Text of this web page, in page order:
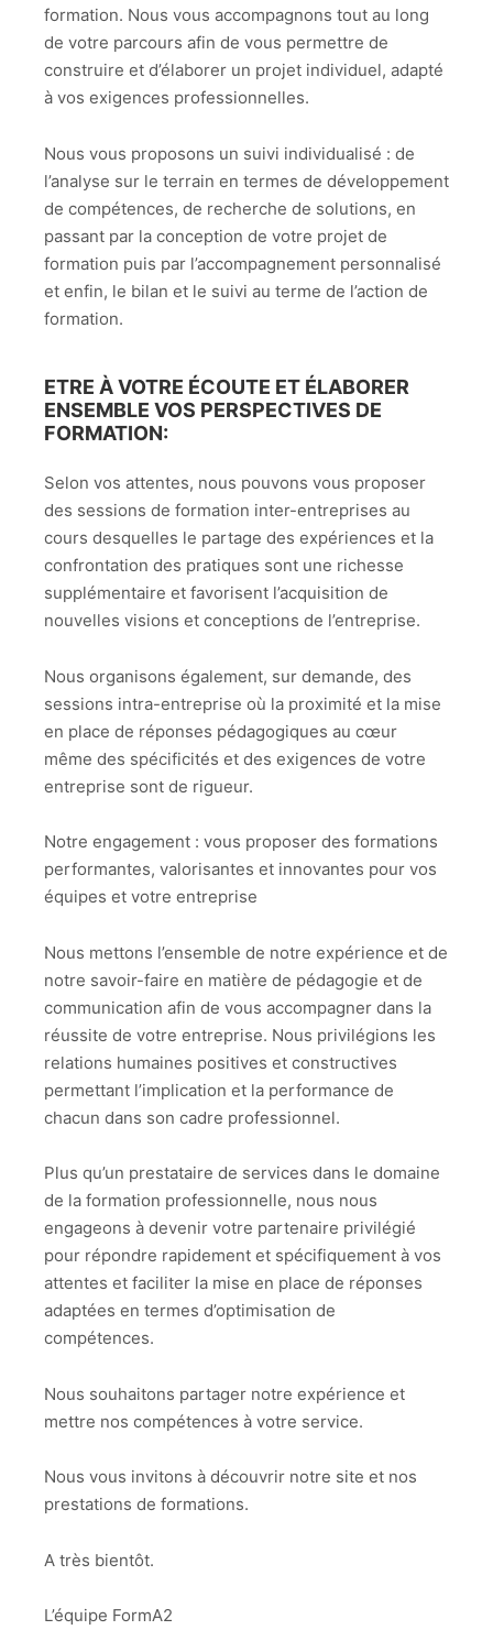
formation. Nous vous accompagnons tout au long
de votre parcours afin de vous permettre de
construire et d’élaborer un projet individuel, adapté
à vos exigences professionnelles.
Nous vous proposons un suivi individualisé : de
l’analyse sur le terrain en termes de développement
de compétences, de recherche de solutions, en
passant par la conception de votre projet de
formation puis par l’accompagnement personnalisé
et enfin, le bilan et le suivi au terme de l’action de
formation.
ETRE À VOTRE ÉCOUTE ET ÉLABORER
ENSEMBLE VOS PERSPECTIVES DE
FORMATION:
Selon vos attentes, nous pouvons vous proposer
des sessions de formation inter-entreprises au
cours desquelles le partage des expériences et la
confrontation des pratiques sont une richesse
supplémentaire et favorisent l’acquisition de
nouvelles visions et conceptions de l’entreprise.
Nous organisons également, sur demande, des
sessions intra-entreprise où la proximité et la mise
en place de réponses pédagogiques au cœur
même des spécificités et des exigences de votre
entreprise sont de rigueur.
Notre engagement : vous proposer des formations
performantes, valorisantes et innovantes pour vos
équipes et votre entreprise
Nous mettons l’ensemble de notre expérience et de
notre savoir-faire en matière de pédagogie et de
communication afin de vous accompagner dans la
réussite de votre entreprise. Nous privilégions les
relations humaines positives et constructives
permettant l’implication et la performance de
chacun dans son cadre professionnel.
Plus qu’un prestataire de services dans le domaine
de la formation professionnelle, nous nous
engageons à devenir votre partenaire privilégié
pour répondre rapidement et spécifiquement à vos
attentes et faciliter la mise en place de réponses
adaptées en termes d’optimisation de
compétences.
Nous souhaitons partager notre expérience et
mettre nos compétences à votre service.
Nous vous invitons à découvrir notre site et nos
prestations de formations.
A très bientôt.
L’équipe FormA2